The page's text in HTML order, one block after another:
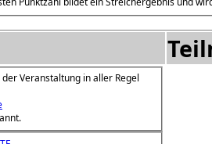
Veranstaltung in aller Regel